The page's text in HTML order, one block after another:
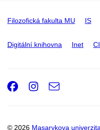
Filozofická fakulta MU IS
Digitální knihovna Inet
© 2026 Masarykova univerzita
Facebook
e-